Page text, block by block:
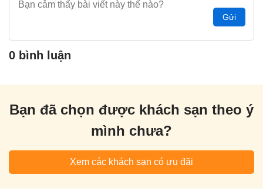
Gửi
0 bình luận
Bạn đã chọn được khách sạn theo ý
mình chưa?
Xem các khách sạn có ưu đãi